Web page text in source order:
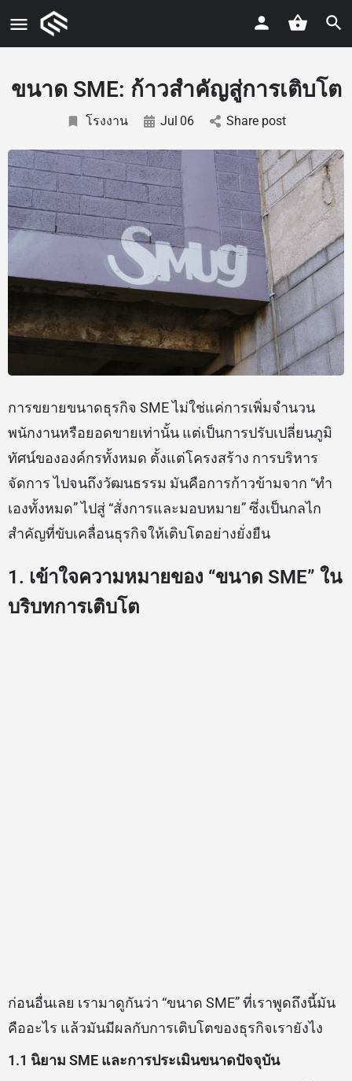
ขนาด SME: ก้าวสำคัญสู่การเติบโต
โรงงาน Jul 06 Share post
การขยายขนาดธุรกิจ SME ไม่ใช่แค่การเพิ่มจำนวน
พนักงานหรือยอดขายเท่านั้น แต่เป็นการปรับเปลี่ยนภูมิ
ทัศน์ขององค์กรทั้งหมด ตั้งแต่โครงสร้าง การบริหาร
จัดการ ไปจนถึงวัฒนธรรม มันคือการก้าวข้ามจาก “ทำ
เองทั้งหมด” ไปสู่ “สั่งการและมอบหมาย” ซึ่งเป็นกลไก
สำคัญที่ขับเคลื่อนธุรกิจให้เติบโตอย่างยั่งยืน
1. เข้าใจความหมายของ “ขนาด SME” ใน
บริบทการเติบโต
ก่อนอื่นเลย เรามาดูกันว่า “ขนาด SME” ที่เราพูดถึงนี้มัน
คืออะไร แล้วมันมีผลกับการเติบโตของธุรกิจเรายังไง
1.1 นิยาม SME และการประเมินขนาดปัจจุบัน